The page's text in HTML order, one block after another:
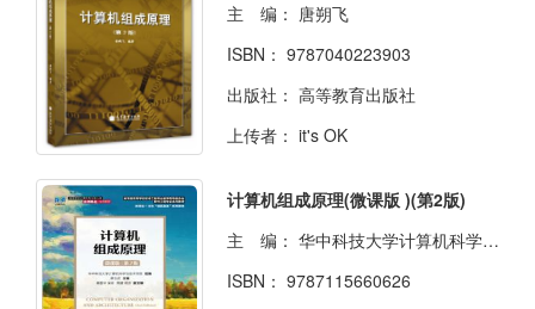
主 编： 唐朔飞
ISBN： 9787040223903
出版社： 高等教育出版社
上传者： it's OK
计算机组成原理(微课版 )(第2版)
主 编： 华中科技大学计算机科学与技术学院 著
ISBN： 9787115660626